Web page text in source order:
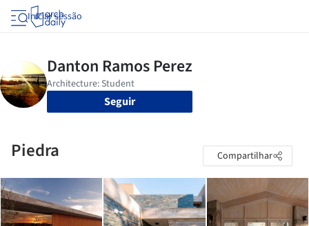
Iniciar sessão
Seguir
Piedra Compartilhar